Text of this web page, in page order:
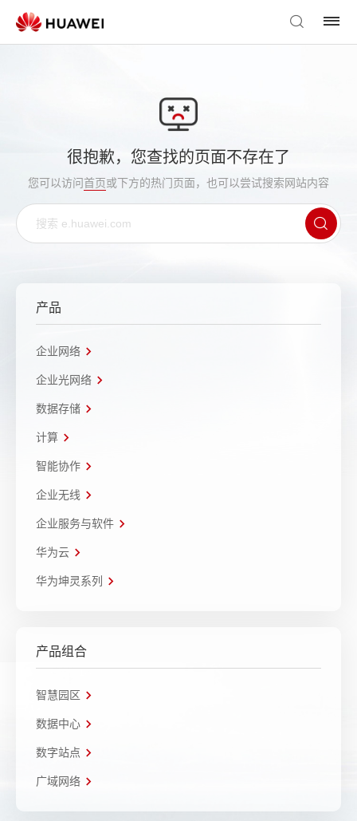
很抱歉，您查找的页面不存在了
您可以访问首页或下方的热门页面，也可以尝试搜索网站内容
产品
企业网络
企业光网络
数据存储
计算
智能协作
企业无线
企业服务与软件
华为云
华为坤灵系列
产品组合
智慧园区
数据中心
数字站点
广域网络